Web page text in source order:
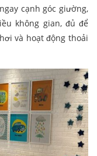
cạnh góc giường,
không gian, đủ để
và hoạt động thoải